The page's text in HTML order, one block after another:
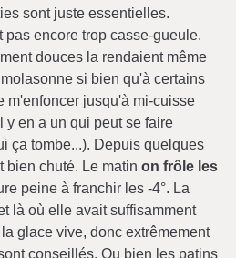
sont juste essentielles.
encore trop casse-gueule.
douces la rendaient même
si bien qu'à certains
m'enfoncer jusqu'à mi-cuisse
y en a un qui peut se faire
ça tombe...). Depuis quelques
bien chuté. Le matin on frôle les
peine à franchir les -4°. La
là où elle avait suffisamment
glace vive, donc extrêmement
conseillés. Ou bien les patins